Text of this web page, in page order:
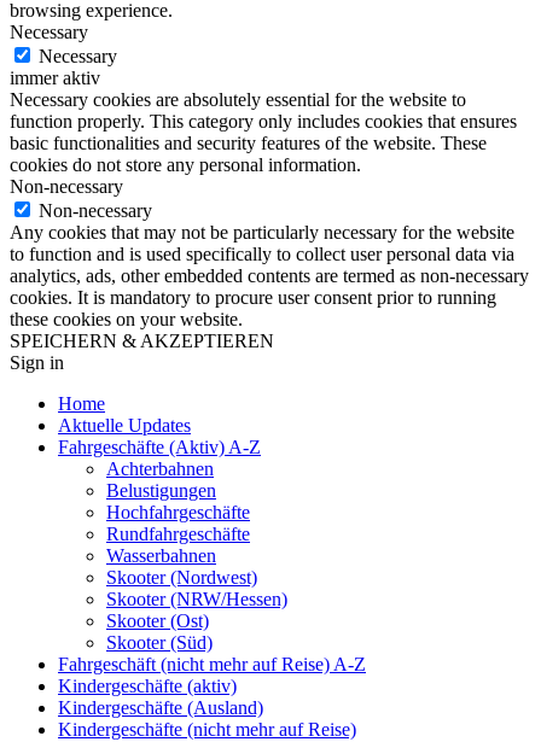
browsing experience.
Necessary
Necessary
immer aktiv
Necessary cookies are absolutely essential for the website to
function properly. This category only includes cookies that ensures
basic functionalities and security features of the website. These
cookies do not store any personal information.
Non-necessary
Non-necessary
Any cookies that may not be particularly necessary for the website
to function and is used specifically to collect user personal data via
analytics, ads, other embedded contents are termed as non-necessary
cookies. It is mandatory to procure user consent prior to running
these cookies on your website.
SPEICHERN & AKZEPTIEREN
Sign in
Home
Aktuelle Updates
Fahrgeschäfte (Aktiv) A-Z
Achterbahnen
Belustigungen
Hochfahrgeschäfte
Rundfahrgeschäfte
Wasserbahnen
Skooter (Nordwest)
Skooter (NRW/Hessen)
Skooter (Ost)
Skooter (Süd)
Fahrgeschäft (nicht mehr auf Reise) A-Z
Kindergeschäfte (aktiv)
Kindergeschäfte (Ausland)
Kindergeschäfte (nicht mehr auf Reise)